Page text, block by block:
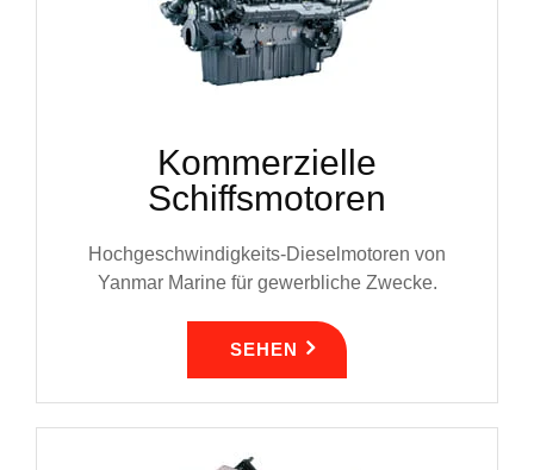
Kommerzielle
Schiffsmotoren
Hochgeschwindigkeits-Dieselmotoren von
Yanmar Marine für gewerbliche Zwecke.
SEHEN